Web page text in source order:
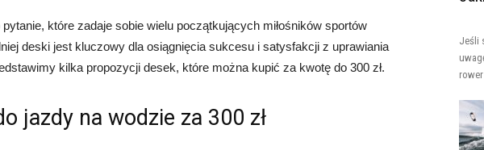
które zadaje sobie wielu początkujących miłośników sportów
deski jest kluczowy dla osiągnięcia sukcesu i satysfakcji z uprawiania
kilka propozycji desek, które można kupić za kwotę do 300 zł.
jazdy na wodzie za 300 zł
Jeśli